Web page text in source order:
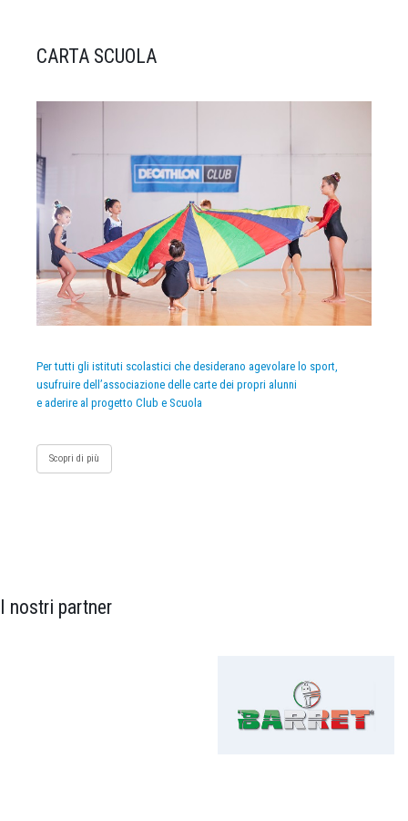
CARTA SCUOLA
Per tutti gli istituti scolastici che desiderano agevolare lo sport,
usufruire dell’associazione delle carte dei propri alunni
e aderire al progetto Club e Scuola
Scopri di più
I nostri partner